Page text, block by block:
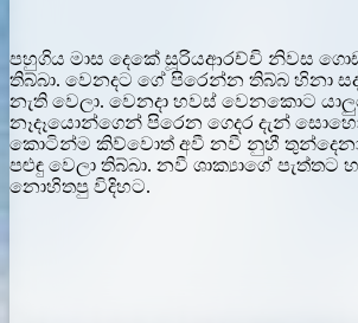
පහුගිය මාස දෙකේ සූරියආරච්චි නිවස
තිබ්බා. වෙනදට ගේ පිරෙන්න තිබ්බ හිනා
නැති වෙලා. වෙනදා හවස් වෙනකොට
නෑදෑයොන්ගෙන් පිරෙන ගෙදර දැන්
කොටින්ම කිව්වොත් අවී නවී නුහී
පළුඳු වෙලා තිබ්බා. නවී ශාක්‍යාගේ
නොහිතපු විදිහට.